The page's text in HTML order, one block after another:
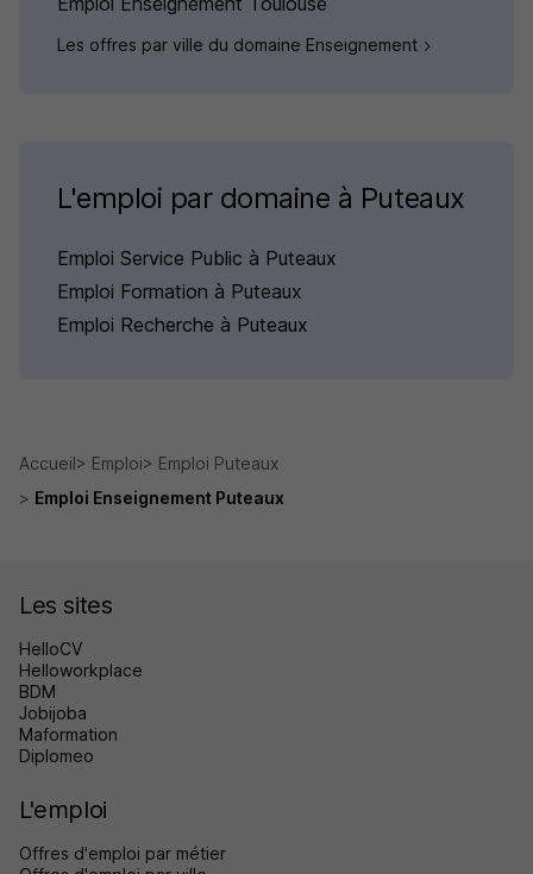
Les offres par ville du domaine Enseignement
L'emploi par domaine à Puteaux
Emploi Service Public à Puteaux
Emploi Formation à Puteaux
Emploi Recherche à Puteaux
Accueil Emploi
Emploi Puteaux
Emploi Enseignement Puteaux
Les sites
HelloCV
Helloworkplace
BDM
Jobijoba
Maformation
Diplomeo
L'emploi
Offres d'emploi par métier